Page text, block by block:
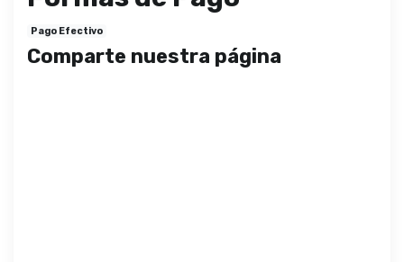
Pago Efectivo
Comparte nuestra página